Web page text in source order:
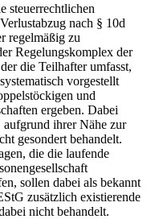
steuerrechtlichen
nach § 10d
regelmäßig zu
Regelungskomplex der
die Teilhafter umfasst,
vorgestellt
und
ergeben. Dabei
ihrer Nähe zur
gesondert behandelt.
die die laufende
sollen dabei als bekannt
zusätzlich existierende
nicht behandelt.